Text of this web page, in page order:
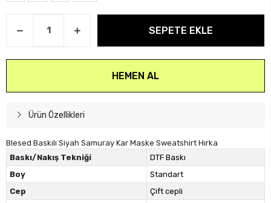
SEPETE EKLE
HEMEN AL
Ürün Özellikleri
Blesed Baskılı Siyah Samuray Kar Maske Sweatshirt Hırka
Baskı/Nakış Tekniği
DTF Baskı
Boy
Standart
Cep
Çift cepli